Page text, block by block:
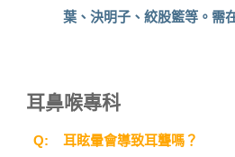
葉、決明子、絞股籃等。需
耳鼻喉專科
Q: 耳眩暈會導致耳聾嗎？